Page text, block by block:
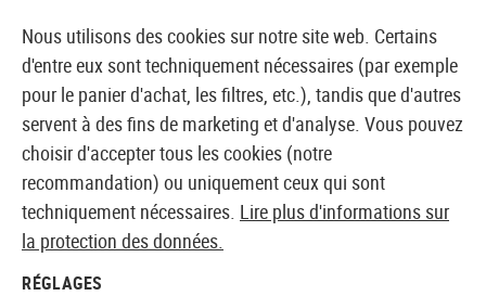
BOUTIQUE ET GROSSISTE EUROPÉEN AIRSOFT
Accueil Airguns Pistolets et revolvers Pistolet CO2
Umarex
Nous utilisons des cookies sur notre site web. Certains
d'entre eux sont techniquement nécessaires (par exemple
pour le panier d'achat, les filtres, etc.), tandis que d'autres
servent à des fins de marketing et d'analyse. Vous pouvez
choisir d'accepter tous les cookies (notre
recommandation) ou uniquement ceux qui sont
techniquement nécessaires. Lire plus d'informations sur
la protection des données.
RÉGLAGES